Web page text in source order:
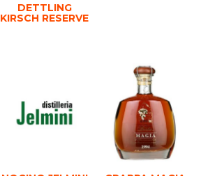
DETTLING
KIRSCH RESERVE